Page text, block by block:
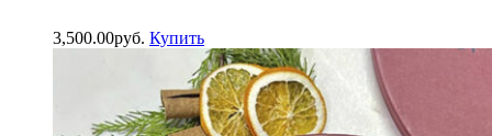
3,500.00руб. Купить